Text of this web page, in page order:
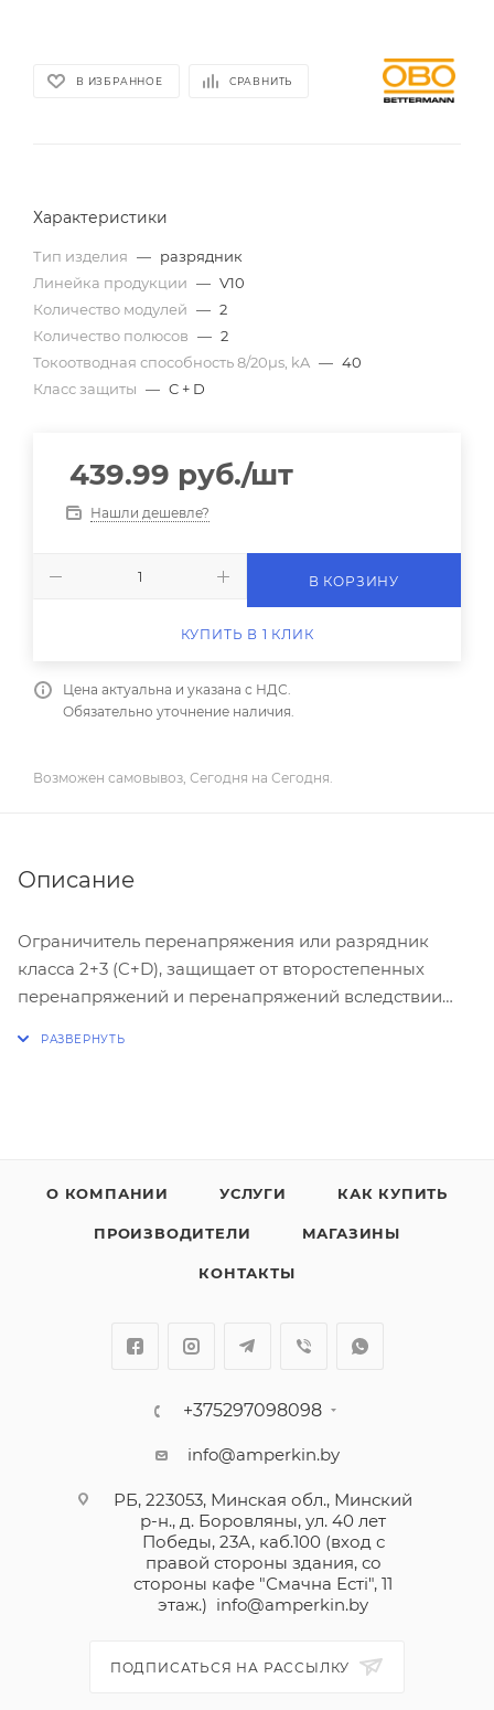
В ИЗБРАННОЕ СРАВНИТЬ
Характеристики
Тип изделия — разрядник
Линейка продукции — V10
Количество модулей — 2
Количество полюсов — 2
Токоотводная способность 8/20µs, kA — 40
Класс защиты — C + D
439.99 руб./шт
Нашли дешевле?
В КОРЗИНУ
КУПИТЬ В 1 КЛИК
Цена актуальна и указана с НДС.
Обязательно уточнение наличия.
Возможен самовывоз, Сегодня на Сегодня.
Описание
Ограничитель перенапряжения или разрядник
класса 2+3 (C+D), защищает от второстепенных
перенапряжений и перенапряжений вследствии
О КОМПАНИИ УСЛУГИ КАК КУПИТЬ
ПРОИЗВОДИТЕЛИ МАГАЗИНЫ
КОНТАКТЫ
+375297098098
info@amperkin.by
РБ, 223053, Минская обл., Минский
р-н., д. Боровляны, ул. 40 лет
Победы, 23А, каб.100 (вход с
правой стороны здания, со
стороны кафе "Смачна Естi", 11
этаж.) info@amperkin.by
ПОДПИСАТЬСЯ НА РАССЫЛКУ